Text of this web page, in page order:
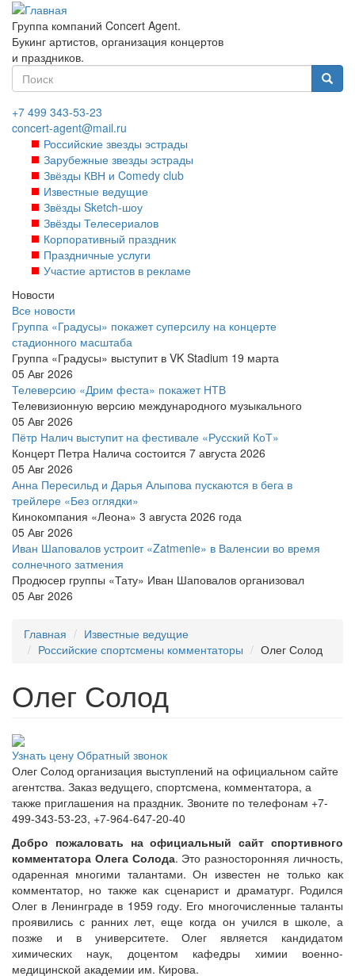
Перейти
основному
содержанию
Группа компаний Concert Agent.
Букинг артистов, организация концертов
и праздников.
Форма
поиска
+7 499 343-53-23
concert-agent@mail.ru
Российские звезды эстрады
Зарубежные звезды эстрады
Звёзды КВН и Comedy club
Известные ведущие
Звёзды Sketch-шоу
Звёзды Телесериалов
Корпоративный праздник
Праздничные услуги
Участие артистов в рекламе
Новости
Все новости
Группа «Градусы» покажет суперсилу на концерте
стадионного масштаба
Группа «Градусы» выступит в VK Stadium 19 марта
05 Авг 2026
Телеверсию «Дрим феста» покажет НТВ
Телевизионную версию международного музыкального
05 Авг 2026
Пётр Налич выступит на фестивале «Русский КоТ»
Концерт Петра Налича состоится 7 августа 2026
05 Авг 2026
Анна Пересильд и Дарья Алыпова пускаются в бега в
трейлере «Без оглядки»
Кинокомпания «Леона» 3 августа 2026 года
05 Авг 2026
Иван Шаповалов устроит «Zatmenie» в Валенсии во время
солнечного затмения
Продюсер группы «Тату» Иван Шаповалов организовал
05 Авг 2026
Главная
Известные ведущие
Российские спортсмены комментаторы
Олег Солод
Олег Солод
Узнать цену Обратный звонок
Олег Солод организация выступлений на официальном сайте
агентства. Заказ ведущего, спортсмена, комментатора, а
также приглашения на праздник. Звоните по телефонам +7-
499-343-53-23, +7-964-647-20-40
Добро пожаловать на официальный сайт спортивного
комментатора Олега Солода. Это разносторонняя личность,
одаренная многими талантами. Он известен не только как
комментатор, но также как сценарист и драматург. Родился
Олег в Ленинграде в 1959 году. Его многочисленные таланты
проявились с ранних лет, еще когда он учился в школе, а
позже и в университете. Олег является кандидатом
химических наук, доцентом кафедры химии военно-
медицинской академии им. Кирова.